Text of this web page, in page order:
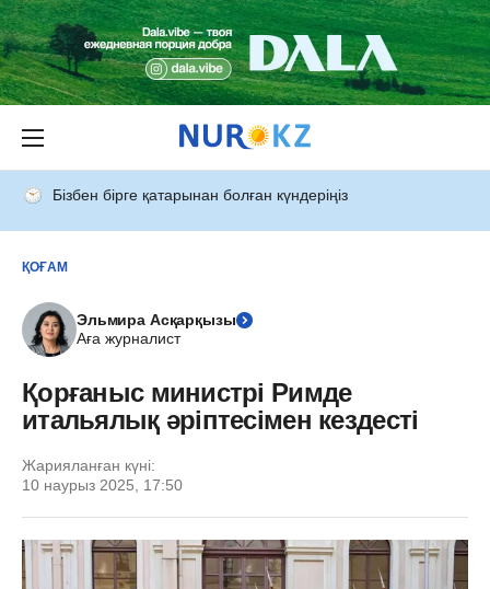
Бізбен бірге қатарынан болған күндеріңіз
ҚОҒАМ
Эльмира Асқарқызы
Аға журналист
Қорғаныс министрі Римде
итальялық әріптесімен кездесті
Жарияланған күні:
10 наурыз 2025, 17:50